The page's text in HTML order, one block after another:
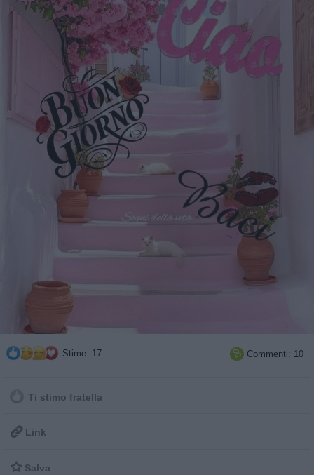
Stime: 17  Commenti: 10
Ti stimo fratella
 Link
 Salva